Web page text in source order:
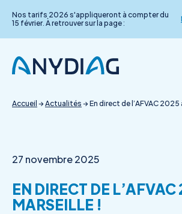
Nos tarifs 2026 s'appliqueront à compter du
15 février. À retrouver sur la page :
content
Accueil →Actualités →En direct de l’AFVAC 2025
27 novembre 2025
EN DIRECT DE
MARSEILLE !